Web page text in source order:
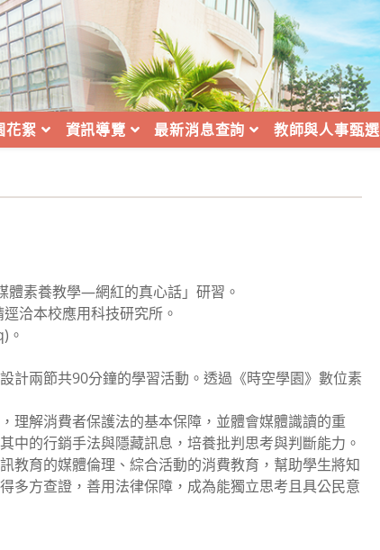
花絮 資訊導覽 最新消息查詢 教師與人事甄選
體素養教學—網紅的真心話」研習。
洽本校應用科技研究所。
。
計兩節共90分鐘的學習活動。透過《時空學園》數位素
理解消費者保護法的基本保障，並體會媒體識讀的重
中的行銷手法與隱藏訊息，培養批判思考與判斷能力。
教育的媒體倫理、綜合活動的消費教育，幫助學生將知
多方查證，善用法律保障，成為能獨立思考且具公民意